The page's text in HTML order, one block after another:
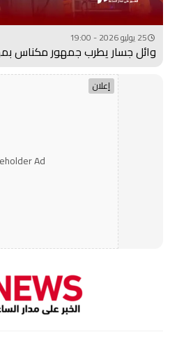
25 يوليو 2026 - 19:00
وائل جسار يطرب جمهور مكناس
إعلان
Ad